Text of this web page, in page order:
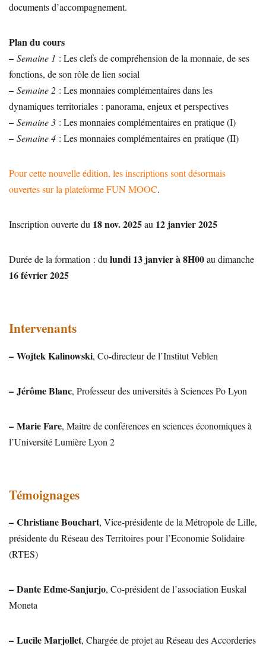
documents d’accompagnement.
Plan du cours
– Semaine 1 : Les clefs de compréhension de la monnaie, de ses
fonctions, de son rôle de lien social
– Semaine 2 : Les monnaies complémentaires dans les
dynamiques territoriales : panorama, enjeux et perspectives
– Semaine 3 : Les monnaies complémentaires en pratique (I)
– Semaine 4 : Les monnaies complémentaires en pratique (II)
Pour cette nouvelle édition, les inscriptions sont désormais
ouvertes sur la plateforme FUN MOOC.
Inscription ouverte du 18 nov. 2025au 12 janvier 2025
Durée de la formation : dulundi 13 janvier à 8H00au dimanche
16 février 2025
Intervenants
– Wojtek Kalinowski, Co-directeur de l’Institut Veblen
– Jérôme Blanc, Professeur des universités à Sciences Po Lyon
– Marie Fare, Maitre de conférences en sciences économiques à
l’Université Lumière Lyon 2
Témoignages
– Christiane Bouchart, Vice-présidente de la Métropole de Lille,
présidente du Réseau des Territoires pour l’Economie Solidaire
(RTES)
– Dante Edme-Sanjurjo, Co-président de l’association Euskal
Moneta
– Lucile Marjollet, Chargée de projet au Réseau des Accorderies